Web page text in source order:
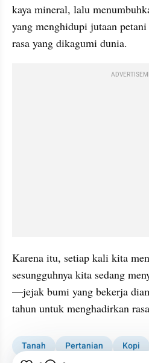
kaya mineral, lalu
yang menghidupi jutaan
rasa yang dikagumi dunia.
Karena itu, setiap kali kita
sesungguhnya kita sedang
—jejak bumi yang bekerja
tahun untuk menghadirkan
Tanah Pertanian Kopi